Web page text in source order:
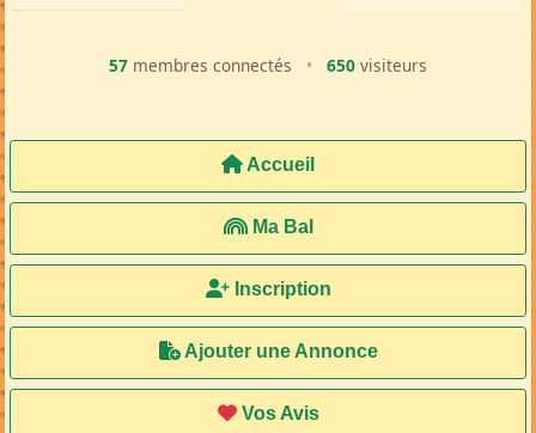
57 membres connectés • 650 visiteurs
Accueil
Ma Bal
Inscription
Ajouter une Annonce
Vos Avis